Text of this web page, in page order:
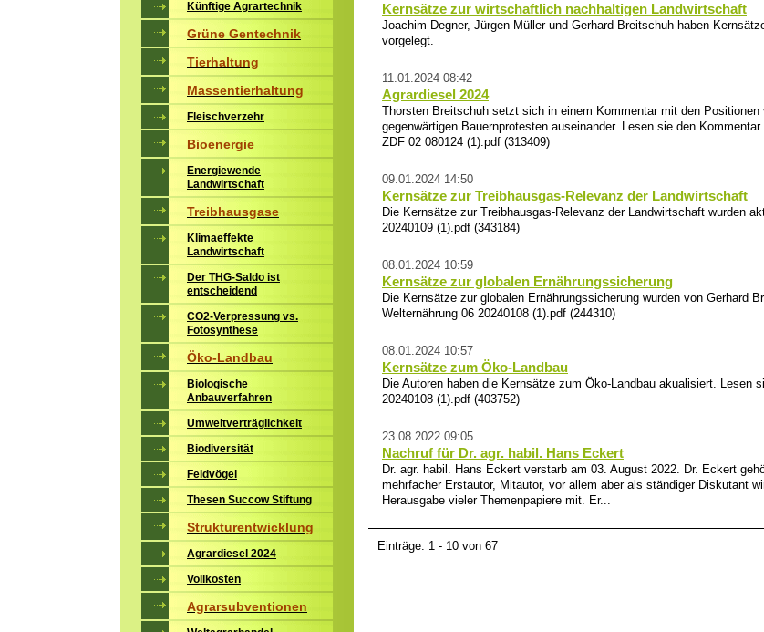
Kernsätze zur wirtschaftlich nachhaltigen Landwirtschaft
Joachim Degner, Jürgen Müller und Gerhard Breitschuh haben
vorgelegt.
11.01.2024 08:42
Agrardiesel 2024
Thorsten Breitschuh setzt sich in einem Kommentar mit den
gegenwärtigen Bauernprotesten auseinander. Lesen sie den
ZDF 02 080124 (1).pdf (313409)
09.01.2024 14:50
Kernsätze zur Treibhausgas-Relevanz der Landwirtschaft
Die Kernsätze zur Treibhausgas-Relevanz der Landwirtschaft wurden
20240109 (1).pdf (343184)
08.01.2024 10:59
Kernsätze zur globalen Ernährungssicherung
Die Kernsätze zur globalen Ernährungssicherung wurden von Gerhard
Welternährung 06 20240108 (1).pdf (244310)
08.01.2024 10:57
Kernsätze zum Öko-Landbau
Die Autoren haben die Kernsätze zum Öko-Landbau akualisiert. Lesen
20240108 (1).pdf (403752)
23.08.2022 09:05
Nachruf für Dr. agr. habil. Hans Eckert
Dr. agr. habil. Hans Eckert verstarb am 03. August 2022. Dr. Eckert
mehrfacher Erstautor, Mitautor, vor allem aber als ständiger Diskutant
Herausgabe vieler Themenpapiere mit. Er...
Einträge: 1 - 10 von 67
Künftige Agrartechnik
Grüne Gentechnik
Tierhaltung
Massentierhaltung
Fleischverzehr
Bioenergie
Energiewende
Landwirtschaft
Treibhausgase
Klimaeffekte
Landwirtschaft
Der THG-Saldo ist
entscheidend
CO2-Verpressung vs.
Fotosynthese
Öko-Landbau
Biologische
Anbauverfahren
Umweltverträglichkeit
Biodiversität
Feldvögel
Thesen Succow Stiftung
Strukturentwicklung
Agrardiesel 2024
Vollkosten
Agrarsubventionen